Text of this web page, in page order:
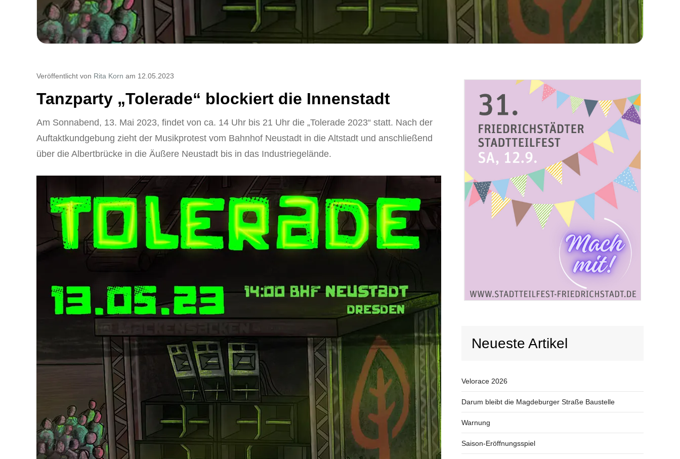
Veröffentlicht von Rita Korn am 12.05.2023
Tanzparty „Tolerade“ blockiert die Innenstadt
Am Sonnabend, 13. Mai 2023, findet von ca. 14 Uhr bis 21 Uhr die „Tolerade 2023“ statt. Nach der
Auftaktkundgebung zieht der Musikprotest vom Bahnhof Neustadt in die Altstadt und anschließend
über die Albertbrücke in die Äußere Neustadt bis in das Industriegelände.
Neueste Artikel
Velorace 2026
Darum bleibt die Magdeburger Straße Baustelle
Warnung
Saison-Eröffnungsspiel